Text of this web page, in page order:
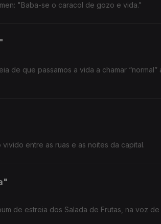
Tamen: "Baba-se o caracol de gozo e vida."
de que passamos a vida a chamar
entre as ruas e as noites da capital.
de estreia dos Salada de Frutas, na voz de